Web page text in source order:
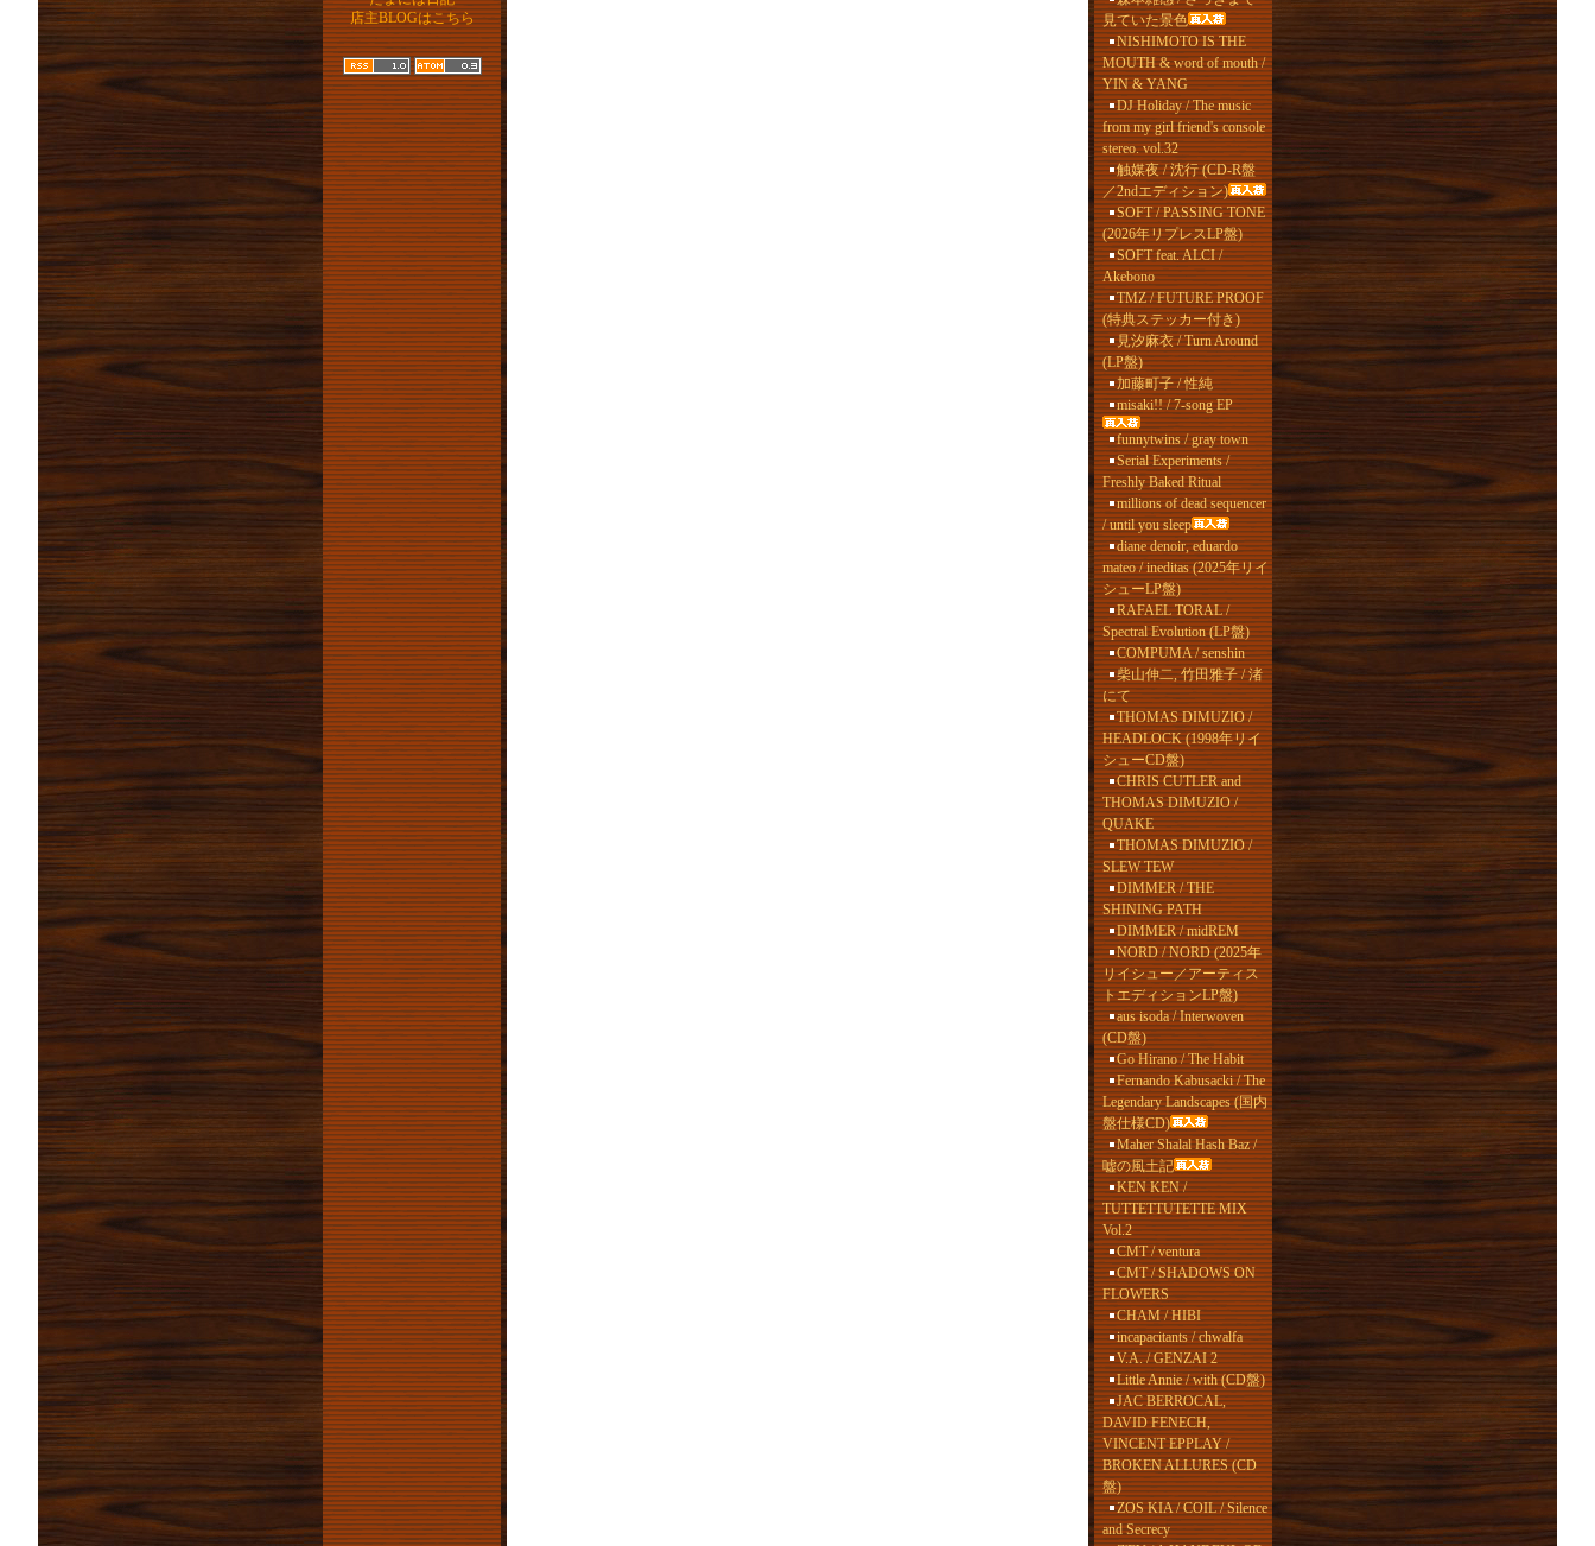
店主BLOGはこちら
見ていた景色
NISHIMOTO IS THE
MOUTH & word of mouth /
YIN & YANG
DJ Holiday / The music
from my girl friend's console
stereo. vol.32
触媒夜 / 沈行 (CD-R盤
／2ndエディション)
SOFT / PASSING TONE
(2026年リプレスLP盤)
SOFT feat. ALCI /
Akebono
TMZ / FUTURE PROOF
(特典ステッカー付き)
見汐麻衣 / Turn Around
(LP盤)
加藤町子 / 性純
misaki!! / 7-song EP
funnytwins / gray town
Serial Experiments /
Freshly Baked Ritual
millions of dead sequencer
/ until you sleep
diane denoir, eduardo
mateo / ineditas (2025年リイ
シューLP盤)
RAFAEL TORAL /
Spectral Evolution (LP盤)
COMPUMA / senshin
柴山伸二, 竹田雅子 / 渚
にて
THOMAS DIMUZIO /
HEADLOCK (1998年リイ
シューCD盤)
CHRIS CUTLER and
THOMAS DIMUZIO /
QUAKE
THOMAS DIMUZIO /
SLEW TEW
DIMMER / THE
SHINING PATH
DIMMER / midREM
NORD / NORD (2025年
リイシュー／アーティス
トエディションLP盤)
aus isoda / Interwoven
(CD盤)
Go Hirano / The Habit
Fernando Kabusacki / The
Legendary Landscapes (国内
盤仕様CD)
Maher Shalal Hash Baz /
嘘の風土記
KEN KEN /
TUTTETTUTETTE MIX
Vol.2
CMT / ventura
CMT / SHADOWS ON
FLOWERS
CHAM / HIBI
incapacitants / chwalfa
V.A. / GENZAI 2
Little Annie / with (CD盤)
JAC BERROCAL,
DAVID FENECH,
VINCENT EPPLAY /
BROKEN ALLURES (CD
盤)
ZOS KIA / COIL / Silence
and Secrecy